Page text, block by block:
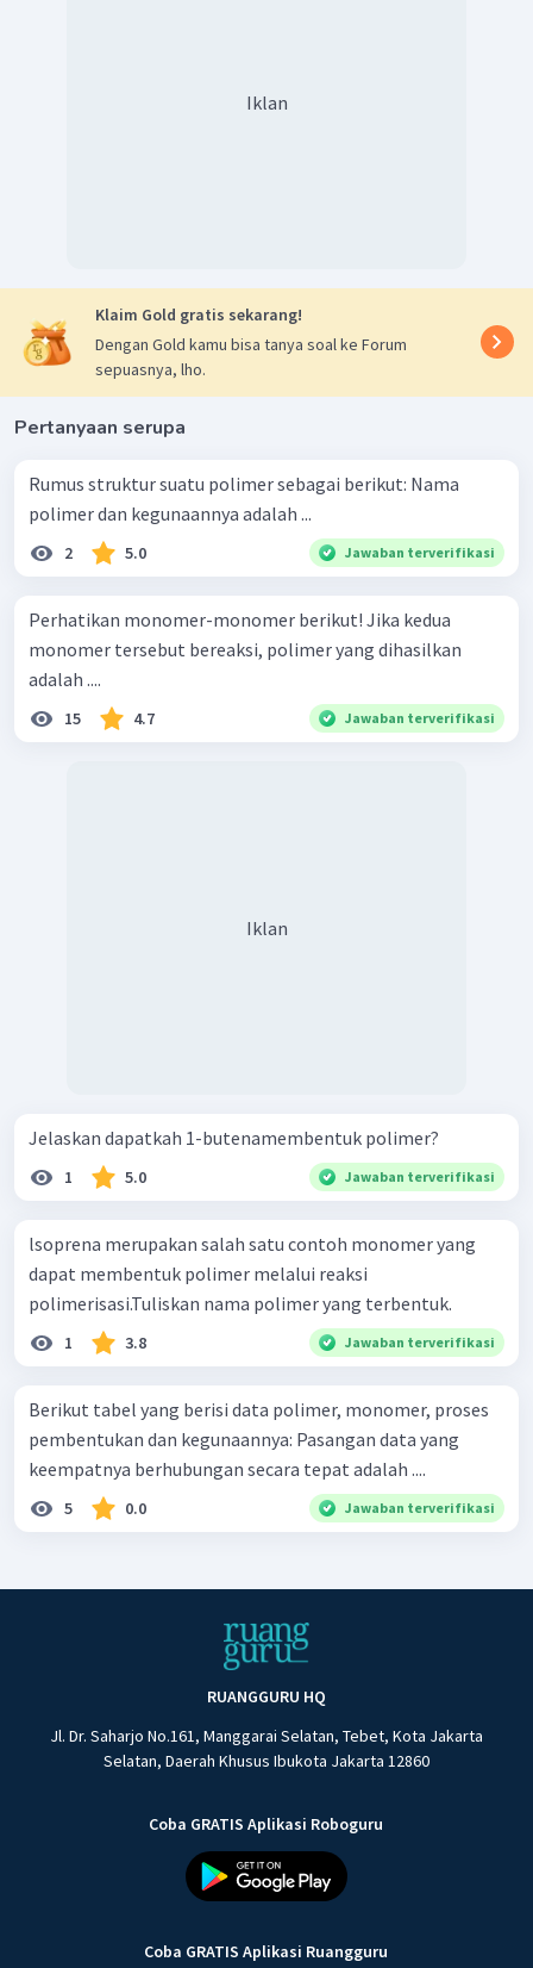
Iklan
Klaim Gold gratis sekarang!
Dengan Gold kamu bisa tanya soal ke Forum
sepuasnya, lho.
Pertanyaan serupa
Rumus struktur suatu polimer sebagai berikut: Nama
polimer dan kegunaannya adalah ...
2 5.0 Jawaban terverifikasi
Perhatikan monomer-monomer berikut! Jika kedua
monomer tersebut bereaksi, polimer yang dihasilkan
adalah ....
15 4.7 Jawaban terverifikasi
Iklan
Jelaskan dapatkah 1-butenamembentuk polimer?
1 5.0 Jawaban terverifikasi
lsoprena merupakan salah satu contoh monomer yang
dapat membentuk polimer melalui reaksi
polimerisasi.Tuliskan nama polimer yang terbentuk.
1 3.8 Jawaban terverifikasi
Berikut tabel yang berisi data polimer, monomer, proses
pembentukan dan kegunaannya: Pasangan data yang
keempatnya berhubungan secara tepat adalah ....
5 0.0 Jawaban terverifikasi
RUANGGURU HQ
Jl. Dr. Saharjo No.161, Manggarai Selatan, Tebet, Kota Jakarta
Selatan, Daerah Khusus Ibukota Jakarta 12860
Coba GRATIS Aplikasi Roboguru
Coba GRATIS Aplikasi Ruangguru